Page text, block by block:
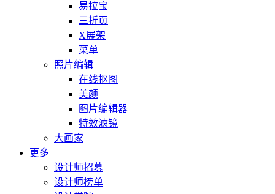
易拉宝
三折页
X展架
菜单
照片编辑
在线抠图
美颜
图片编辑器
特效滤镜
大画家
更多
设计师招募
设计师榜单